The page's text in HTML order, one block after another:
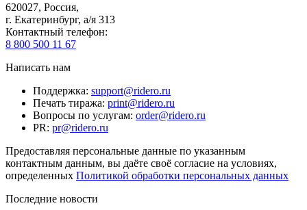
620027, Россия,
г. Екатеринбург, а/я 313
Контактный телефон:
8 800 500 11 67
Написать нам
Поддержка: support@ridero.ru
Печать тиража: print@ridero.ru
Вопросы по услугам: order@ridero.ru
PR: pr@ridero.ru
Предоставляя персональные данные по указанным
контактным данным, вы даёте своё согласие на условиях,
определенных Политикой обработки персональных данных
Последние новости